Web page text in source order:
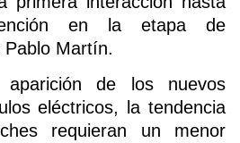
en la etapa de
Pablo Martín.
de los nuevos
eléctricos, la tendencia
requieran un menor